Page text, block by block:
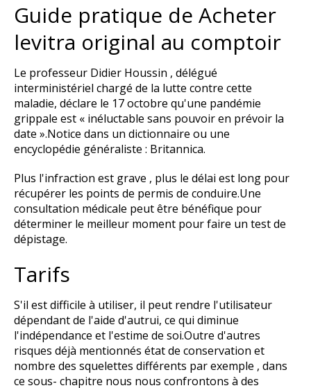
Guide pratique de Acheter
levitra original au comptoir
Le professeur Didier Houssin , délégué
interministériel chargé de la lutte contre cette
maladie, déclare le 17 octobre qu'une pandémie
grippale est « inéluctable sans pouvoir en prévoir la
date ».Notice dans un dictionnaire ou une
encyclopédie généraliste : Britannica.
Plus l'infraction est grave , plus le délai est long pour
récupérer les points de permis de conduire.Une
consultation médicale peut être bénéfique pour
déterminer le meilleur moment pour faire un test de
dépistage.
Tarifs
S'il est difficile à utiliser, il peut rendre l'utilisateur
dépendant de l'aide d'autrui, ce qui diminue
l'indépendance et l'estime de soi.Outre d'autres
risques déjà mentionnés état de conservation et
nombre des squelettes différents par exemple , dans
ce sous- chapitre nous nous confrontons à des